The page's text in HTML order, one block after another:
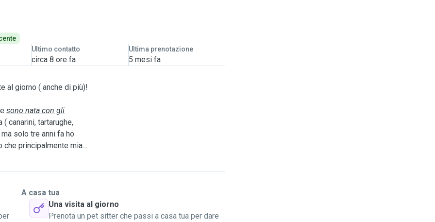
Ultimo contatto
circa 8 ore fa
Ultima prenotazione
5 mesi fa
al giorno ( anche di più)!
sono nata con gli
canarini, tartarughe,
solo tre anni fa ho
che principalmente mia
cambiato la vita e mi
di sopravvivere ( mi svegliavo ogni
dopo 3 anni lei è ancora
Quindi 3 anni fa ho
A casa tua
Una visita al giorno
Prenota un pet sitter che passi a casa tua per dare